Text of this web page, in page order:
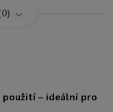
0
– ideální pro